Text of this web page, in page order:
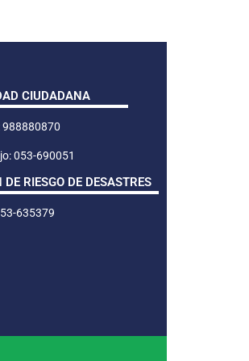
CIUDADANA
988880870
053-690051
DE RIESGO DE DESASTRES
635379